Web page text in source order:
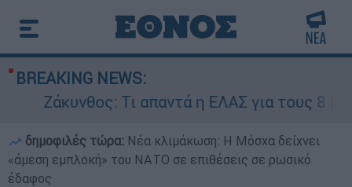
BREAKING NEWS:
Τι απαντά η ΕΛΑΣ για τους 8
δημοφιλές τώρα: Νέα κλιμάκωση: Η Μόσχα δείχνει
«άμεση εμπλοκή» του ΝΑΤΟ σε επιθέσεις σε ρωσικό
έδαφος